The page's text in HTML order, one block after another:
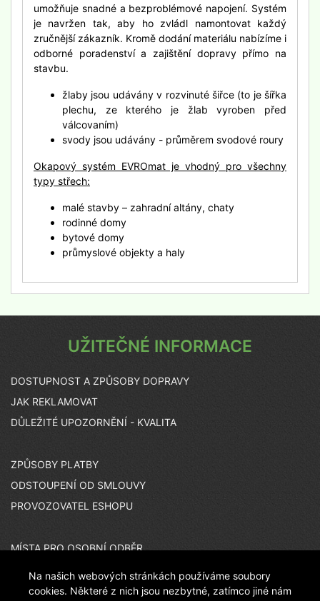
umožňuje snadné a bezproblémové napojení. Systém
je navržen tak, aby ho zvládl namontovat každý
zručnější zákazník. Kromě dodání materiálu nabízíme i
odborné poradenství a zajištění dopravy přímo na
stavbu.
žlaby jsou udávány v rozvinuté šiřce (to je šířka
plechu, ze kterého je žlab vyroben před
válcovaním)
svody jsou udávány - průměrem svodové roury
Okapový systém EVROmat je vhodný pro všechny
typy střech:
malé stavby – zahradní altány, chaty
rodinné domy
bytové domy
průmyslové objekty a haly
UŽITEČNÉ INFORMACE
DOSTUPNOST A ZPŮSOBY DOPRAVY
JAK REKLAMOVAT
DŮLEŽITÉ UPOZORNĚNÍ - KVALITA
ZPŮSOBY PLATBY
ODSTOUPENÍ OD SMLOUVY
PROVOZOVATEL ESHOPU
MÍSTA PRO OSOBNÍ ODBĚR
ČASTO KLADENÉ OTÁZKY
Na našich webových stránkách používáme soubory
cookies. Některé z nich jsou nezbytné, zatímco jiné nám